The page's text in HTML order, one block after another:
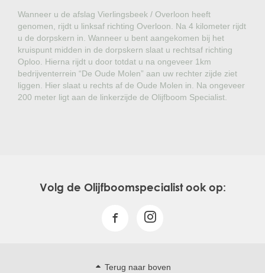
Wanneer u de afslag Vierlingsbeek / Overloon heeft
genomen, rijdt u linksaf richting Overloon. Na 4 kilometer rijdt
u de dorpskern in. Wanneer u bent aangekomen bij het
kruispunt midden in de dorpskern slaat u rechtsaf richting
Oploo. Hierna rijdt u door totdat u na ongeveer 1km
bedrijventerrein “De Oude Molen” aan uw rechter zijde ziet
liggen. Hier slaat u rechts af de Oude Molen in. Na ongeveer
200 meter ligt aan de linkerzijde de Olijfboom Specialist.
Volg de Olijfboomspecialist ook op:
Terug naar boven